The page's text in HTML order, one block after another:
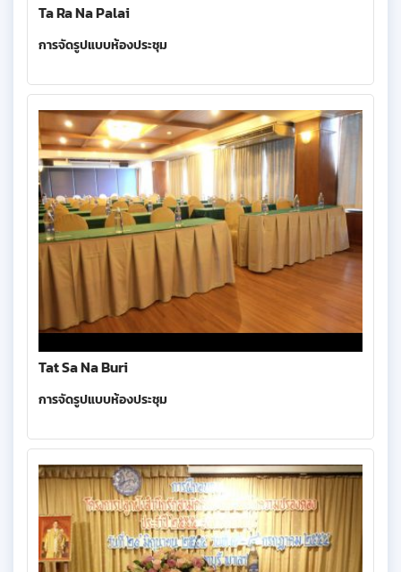
Ta Ra Na Palai
การจัดรูปแบบห้องประชุม
Tat Sa Na Buri
การจัดรูปแบบห้องประชุม